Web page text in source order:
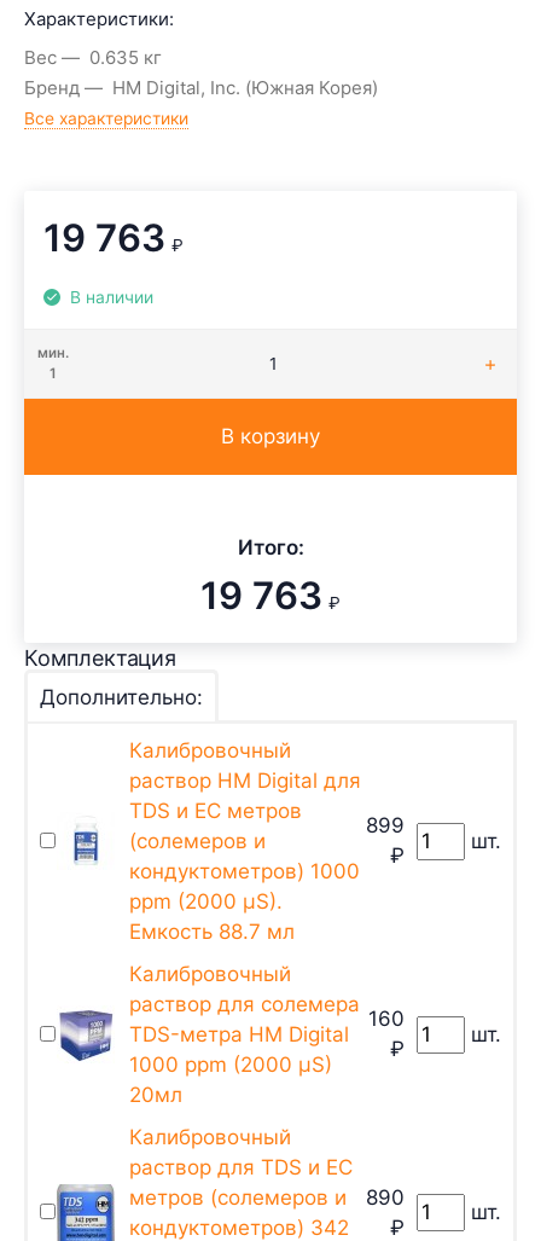
Характеристики:
Вес
0.635 кг
Бренд
HM Digital, Inc. (Южная Корея)
Все характеристики
19 763 ₽
В наличии
мин.
1
В корзину
Итого:
19 763 ₽
Комплектация
Дополнительно:
Калибровочный
раствор HM Digital для
TDS и EC метров
(солемеров и
кондуктометров) 1000
ppm (2000 µS).
Емкость 88.7 мл
899
₽
шт.
Калибровочный
раствор для солемера
TDS-метра HM Digital
1000 ppm (2000 µS)
20мл
160
₽
шт.
Калибровочный
раствор для TDS и EC
метров (солемеров и
кондуктометров) 342
890
₽
шт.